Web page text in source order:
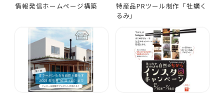
情報発信ホームページ構築
特産品PRツール制作「牡蠣く
るみ」